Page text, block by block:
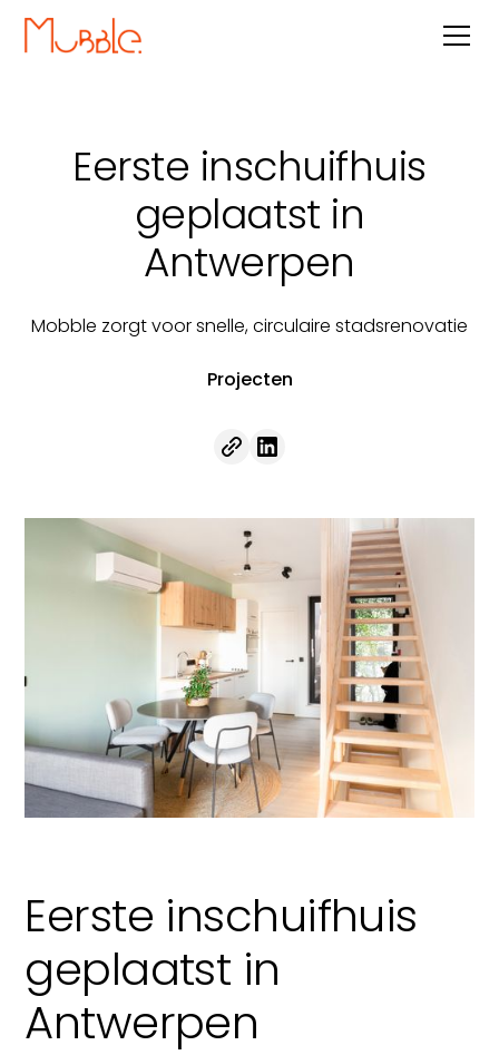
Eerste inschuifhuis
geplaatst in
Antwerpen
Mobble zorgt voor snelle, circulaire stadsrenovatie
Projecten
Eerste inschuifhuis
geplaatst in
Antwerpen